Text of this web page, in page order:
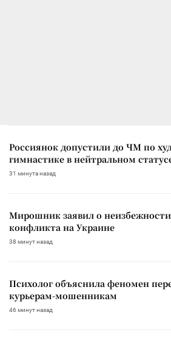
Россиянок допустили до ЧМ по
гимнастике в нейтральном
31 минута назад
Мирошник заявил о
конфликта на Украине
38 минут назад
Психолог объяснила феномен
курьерам-мошенникам
46 минут назад